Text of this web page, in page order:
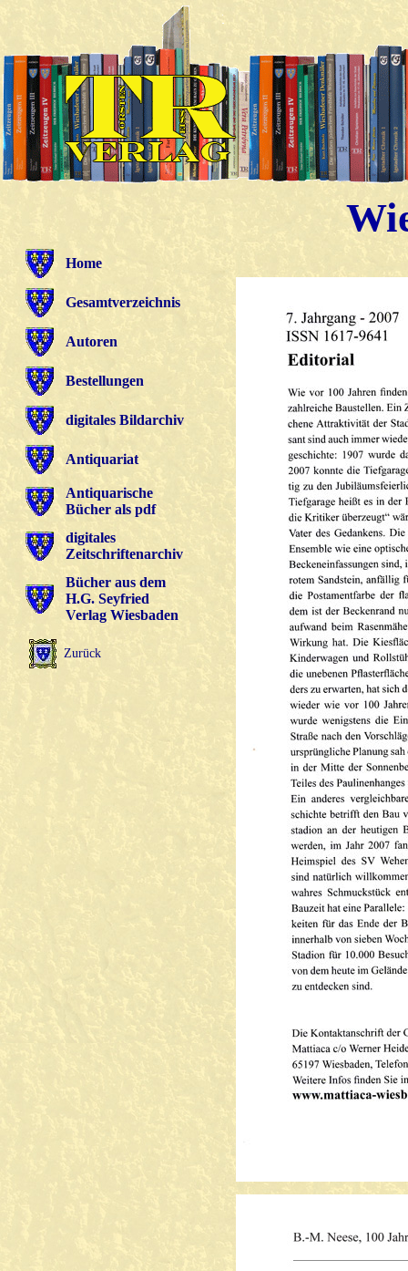
Home
Gesamtverzeichnis
Autoren
Bestellungen
digitales Bildarchiv
Antiquariat
Antiquarische
Bücher als pdf
digitales
Zeitschriftenarchiv
Bücher aus dem
H.G. Seyfried
Verlag Wiesbaden
Zurück